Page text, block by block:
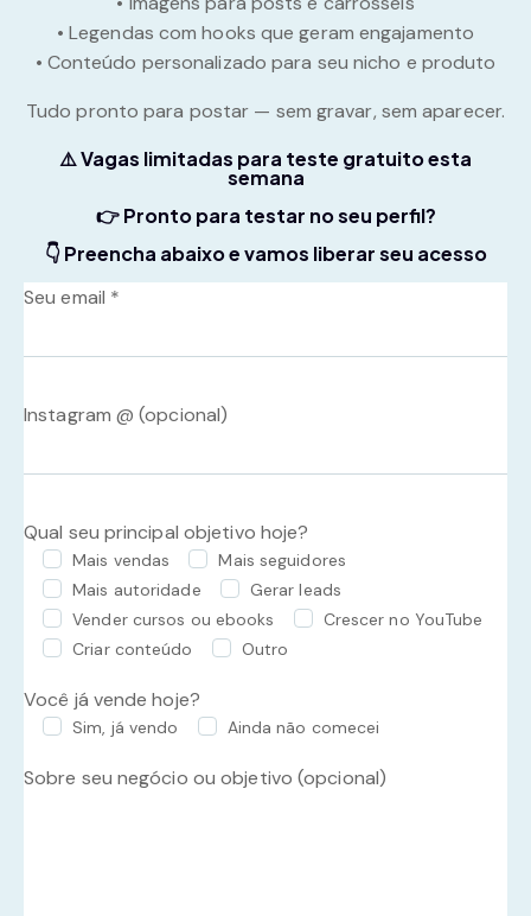
• Legendas com hooks que geram engajamento
• Conteúdo personalizado para seu nicho e produto
Tudo pronto para postar — sem gravar, sem aparecer.
⚠️ Vagas limitadas para teste gratuito esta
semana
👉 Pronto para testar no seu perfil?
👇 Preencha abaixo e vamos liberar seu acesso
Seu email *
Instagram @ (opcional)
Qual seu principal objetivo hoje?
Mais vendas
Mais seguidores
Mais autoridade
Gerar leads
Vender cursos ou ebooks
Crescer no YouTube
Criar conteúdo
Outro
Você já vende hoje?
Sim, já vendo Ainda não comecei
Sobre seu negócio ou objetivo (opcional)